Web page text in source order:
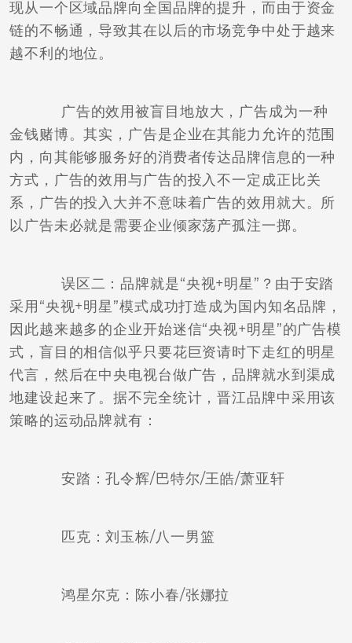
现从一个区域品牌向全国品牌的提升，而由于资金
链的不畅通，导致其在以后的市场竞争中处于越来
越不利的地位。
广告的效用被盲目地放大，广告成为一种
金钱赌博。其实，广告是企业在其能力允许的范围
内，向其能够服务好的消费者传达品牌信息的一种
方式，广告的效用与广告的投入不一定成正比关
系，广告的投入大并不意味着广告的效用就大。所
以广告未必就是需要企业倾家荡产孤注一掷。
误区二：品牌就是“央视+明星”？由于安踏
采用“央视+明星”模式成功打造成为国内知名品牌，
因此越来越多的企业开始迷信“央视+明星”的广告模
式，盲目的相信似乎只要花巨资请时下走红的明星
代言，然后在中央电视台做广告，品牌就水到渠成
地建设起来了。据不完全统计，晋江品牌中采用该
策略的运动品牌就有：
安踏：孔令辉/巴特尔/王皓/萧亚轩
匹克：刘玉栋/八一男篮
鸿星尔克：陈小春/张娜拉